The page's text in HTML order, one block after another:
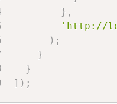
} ,
'http://
) ;
}
}
] ) ;